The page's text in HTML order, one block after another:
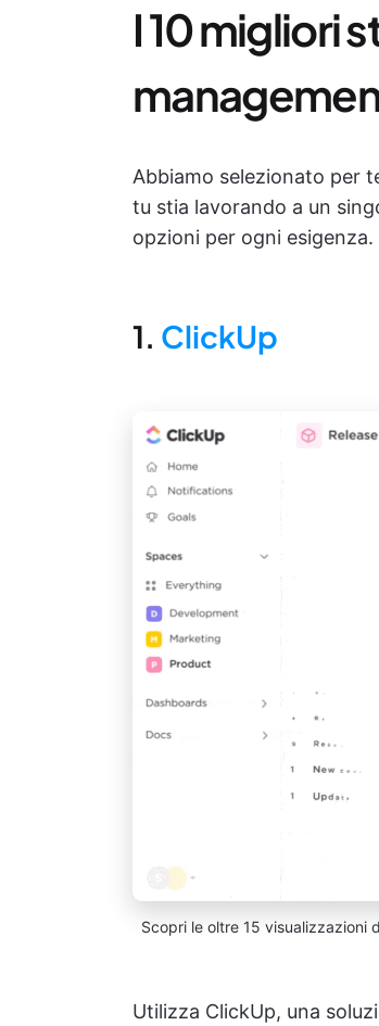
I 10 migliori
Abbiamo selezionato per
tu stia lavorando a un
opzioni per ogni
1. ClickUp
Scopri le oltre 15 visualizzazioni
Utilizza ClickUp, una